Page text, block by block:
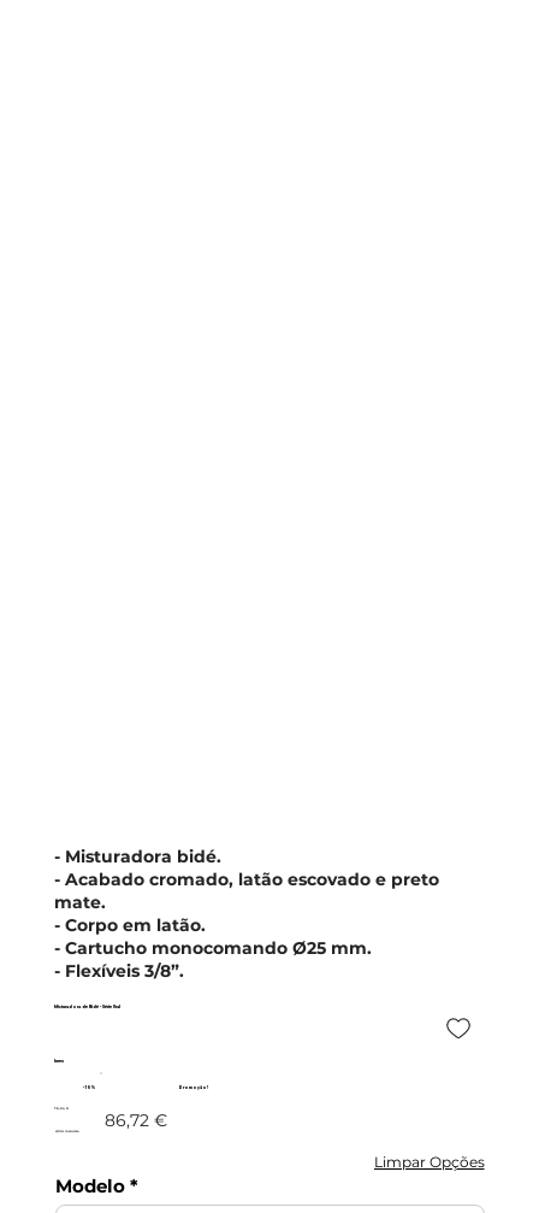
Misturadora de Bidé - Série Ural
Imex
Promoção!
- 10%
78,04 € 86,72 €
c/IVA incluído
Limpar Opções
Modelo
- Misturadora bidé.
- Acabado cromado, latão escovado e preto
mate.
- Corpo em latão.
- Cartucho monocomando Ø25 mm.
- Flexíveis 3/8”.